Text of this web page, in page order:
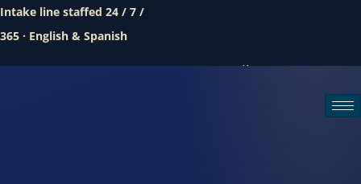
Intake line staffed 24 / 7 /
365 · English & Spanish
Call (888) 437-7747